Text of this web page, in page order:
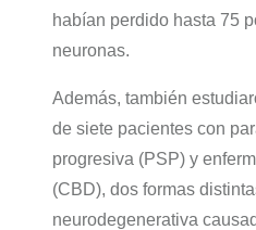
habían perdido hasta 75
neuronas.
Además, también
de siete pacientes con
progresiva (PSP) y
(CBD), dos formas
neurodegenerativa